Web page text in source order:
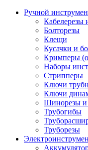
Ручной
Кабелерезы
Болторезы
Клещи
Кусачки и
Кримперы
Наборы
Стрипперы
Ключи
Ключи
Шинорезы
Трубогибы
Труборезы